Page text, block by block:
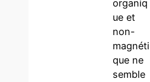
organiq
ue et
non-
magnéti
que ne
semble